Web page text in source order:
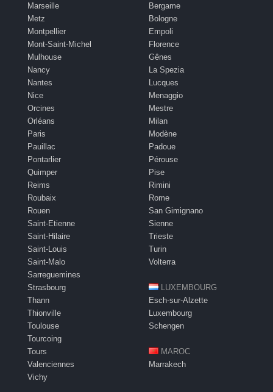
Marseille
Metz
Montpellier
Mont-Saint-Michel
Mulhouse
Nancy
Nantes
Nice
Orcines
Orléans
Paris
Pauillac
Pontarlier
Quimper
Reims
Roubaix
Rouen
Saint-Etienne
Saint-Hilaire
Saint-Louis
Saint-Malo
Sarreguemines
Strasbourg
Thann
Thionville
Toulouse
Tourcoing
Tours
Valenciennes
Vichy
Bergame
Bologne
Empoli
Florence
Gênes
La Spezia
Lucques
Menaggio
Mestre
Milan
Modène
Padoue
Pérouse
Pise
Rimini
Rome
San Gimignano
Sienne
Trieste
Turin
Volterra
LUXEMBOURG
Esch-sur-Alzette
Luxembourg
Schengen
MAROC
Marrakech